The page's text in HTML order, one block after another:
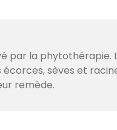
par la phytothérapie.
sèves et
remède.